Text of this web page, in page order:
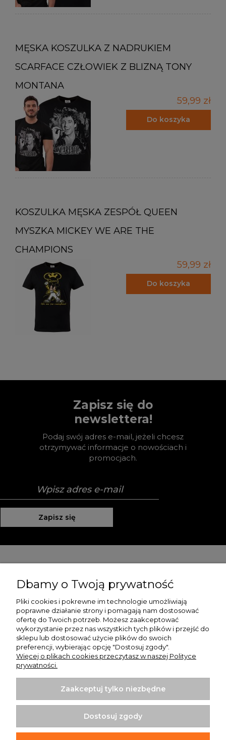
MĘSKA KOSZULKA Z NADRUKIEM
SCARFACE CZŁOWIEK Z BLIZNĄ TONY
MONTANA
59,99 zł
Do koszyka
KOSZULKA MĘSKA ZESPÓŁ QUEEN
MYSZKA MICKEY WE ARE THE
CHAMPIONS
59,99 zł
Do koszyka
Zapisz się do
newslettera!
Podaj swój adres e-mail, jeżeli chcesz
otrzymywać informacje o nowościach i
promocjach.
Zapisz się
Moje konto
Płatności i dostawa
O nas
Koszulki z nadrukiem | Sklep internetowy Rule Out
info@ruleout.pl
Dbamy o Twoją prywatność
Pliki cookies i pokrewne im technologie umożliwiają
poprawne działanie strony i pomagają nam dostosować
ofertę do Twoich potrzeb. Możesz zaakceptować
wykorzystanie przez nas wszystkich tych plików i przejść do
sklepu lub dostosować użycie plików do swoich
preferencji, wybierając opcję "Dostosuj zgody".
Więcej o plikach cookies przeczytasz w naszej Polityce
prywatności.
Zaakceptuj tylko niezbędne
Dostosuj zgody